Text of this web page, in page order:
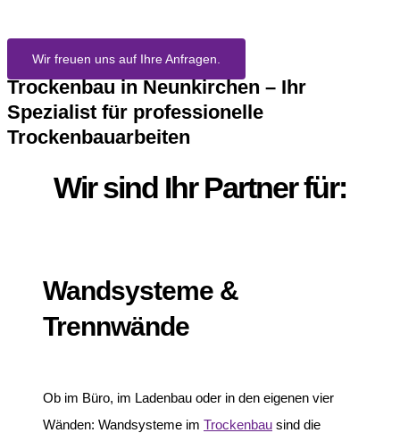
Wir freuen uns auf Ihre Anfragen.
Trockenbau in Neunkirchen – Ihr
Spezialist für professionelle
Trockenbauarbeiten
Wir sind Ihr Partner für:
Wandsysteme &
Trennwände
Ob im Büro, im Ladenbau oder in den eigenen vier
Wänden: Wandsysteme im Trockenbau sind die